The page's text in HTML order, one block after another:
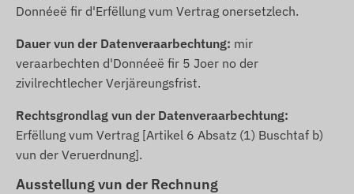
Donnéeë fir d'Erfëllung vum Vertrag onersetzlech.
Dauer vun der Datenveraarbechtung: mir
veraarbechten d'Donnéeë fir 5 Joer no der
zivilrechtlecher Verjäreungsfrist.
Rechtsgrondlag vun der Datenveraarbechtung:
Erfëllung vum Vertrag [Artikel 6 Absatz (1) Buschtaf b)
vun der Veruerdnung].
Ausstellung vun der Rechnung